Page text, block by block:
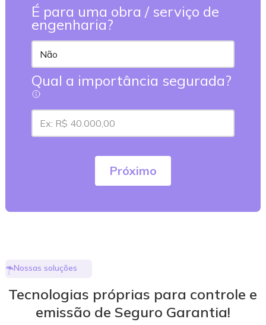
É para uma obra / serviço de
engenharia?
Qual a importância segurada?
Próximo
Nossas soluções
Tecnologias próprias para controle e
emissão de Seguro Garantia!